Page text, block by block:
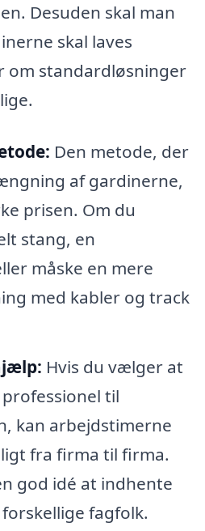
Desuden skal man
skal laves
om standardløsninger
Den metode, der
af gardinerne,
prisen. Om du
stang, en
måske en mere
med kabler og track
Hvis du vælger at
til
kan arbejdstimerne
fra firma til firma.
god idé at indhente
fagfolk.